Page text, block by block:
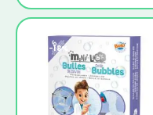
-18%